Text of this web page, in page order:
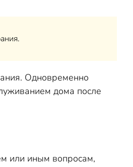
Одновременно
дома после
или иным вопросам,